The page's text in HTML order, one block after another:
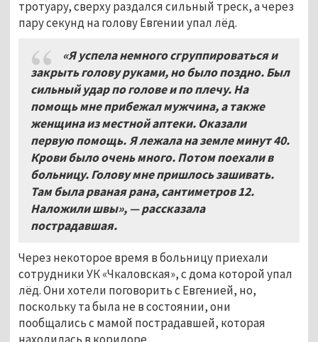
тротуару, сверху раздался сильный треск, а через
пару секунд на голову Евгении упал лёд.
«Я успела немного сгруппироваться и
закрыть голову руками, но было поздно. Был
сильный удар по голове и по плечу. На
помощь мне прибежал мужчина, а также
женщина из местной аптеки. Оказали
первую помощь. Я лежала на земле минут 40.
Крови было очень много. Потом поехали в
больницу. Голову мне пришлось зашивать.
Там была рваная рана, сантиметров 12.
Наложили швы», — рассказала
пострадавшая.
Через некоторое время в больницу приехали
сотрудники УК «Чкаловская», с дома которой упал
лёд. Они хотели поговорить с Евгенией, но,
поскольку та была не в состоянии, они
пообщались с мамой пострадавшей, которая